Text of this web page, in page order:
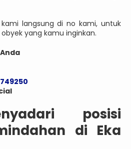
kami langsung di no kami, untuk
yang kamu inginkan.
posisi
di Eka